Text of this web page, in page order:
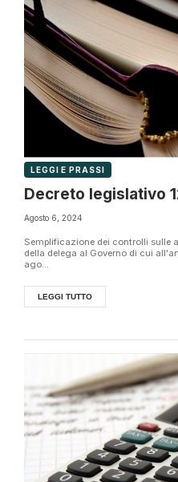
LEGGI E PRASSI
Decreto legislativo
Agosto 6, 2024
Semplificazione dei controlli sulle
della delega al Governo di cui
ago...
LEGGI TUTTO